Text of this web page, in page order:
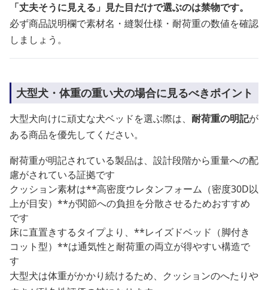
「丈夫そうに見える」見た目だけで選ぶのは禁物です。
必ず商品説明欄で素材名・縫製仕様・耐荷重の数値を確認
しましょう。
大型犬・体重の重い犬の場合に見るべきポイント
大型犬向けに頑丈な犬ベッドを選ぶ際は、 耐荷重の明記が
ある商品を優先してください。
耐荷重が明記されている製品は、設計段階から重量への配
慮がされている証拠です
クッション素材は**高密度ウレタンフォーム（密度30D以
上が目安）**が関節への負担を分散させるためおすすめ
です
床に直置きするタイプより、**レイズドベッド（脚付き
コット型）**は通気性と耐荷重の両立が得やすい構造で
す
大型犬は体重がかかり続けるため、クッションのへたりや